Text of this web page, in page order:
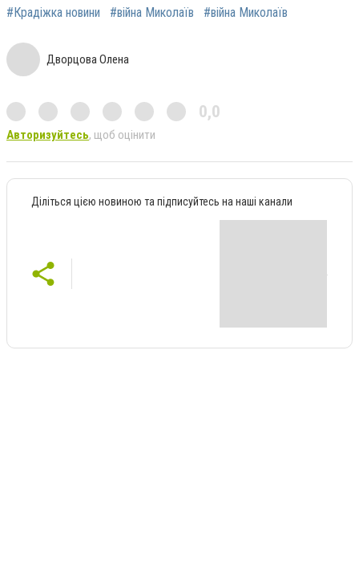
#Крадіжка новини #війна Миколаїв #війна Миколаїв
Дворцова Олена
0,0
Авторизуйтесь, щоб оцінити
Діліться цією новиною та підписуйтесь на наші канали